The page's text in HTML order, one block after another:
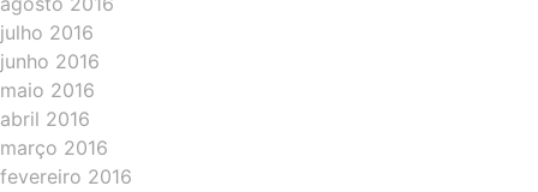
julho 2016
junho 2016
maio 2016
abril 2016
março 2016
fevereiro 2016